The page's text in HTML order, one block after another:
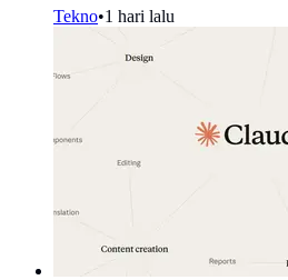
Tekno•1 hari lalu